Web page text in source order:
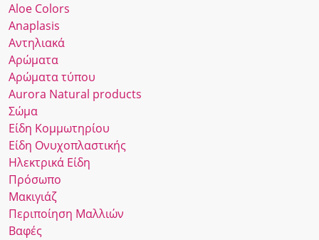
Αloe Colors
Anaplasis
Αντηλιακά
Αρώματα
Αρώματα τύπου
Αurora Νatural products
Σώμα
Είδη Κομμωτηρίου
Είδη Ονυχοπλαστικής
Ηλεκτρικά Είδη
Πρόσωπο
Μακιγιάζ
Περιποίηση Μαλλιών
Βαφές